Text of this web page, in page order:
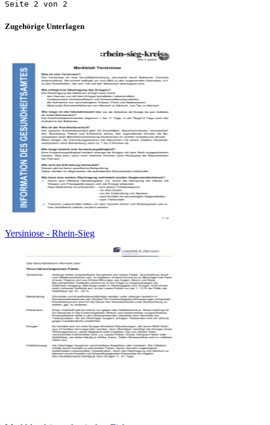
Zugehörige Unterlagen
Yersiniose - Rhein-Sieg